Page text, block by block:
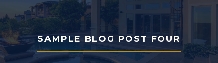
SAMPLE BLOG POST FOUR